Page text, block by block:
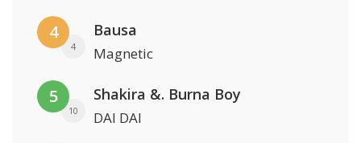
4
4
Bausa
Magnetic
5
10
Shakira &. Burna Boy
DAI DAI